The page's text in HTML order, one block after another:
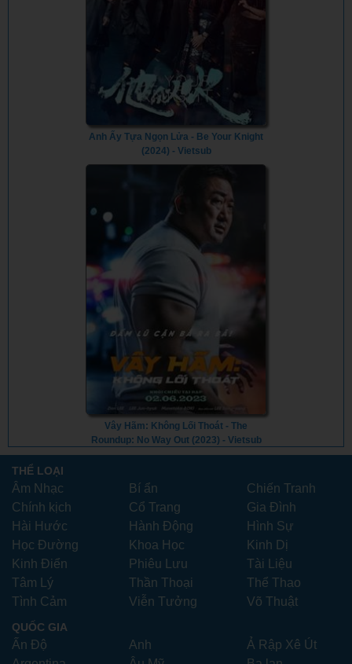
Anh Ấy Tựa Ngọn Lửa - Be Your Knight
(2024) - Vietsub
Vây Hãm: Không Lối Thoát - The
Roundup: No Way Out (2023) - Vietsub
THỂ LOẠI
Âm Nhạc Bí ẩn
Chiến Tranh
Chính kịch
Cổ Trang
Gia Đình
Hài Hước
Hành Động
Hình Sự
Học Đường
Khoa Học
Kinh Dị
Kinh Điển
Phiêu Lưu
Tài Liệu
Tâm Lý
Thần Thoại
Thể Thao
Tình Cảm
Viễn Tưởng Võ Thuật
QUỐC GIA
Ấn Độ Anh
Ả Rập Xê Út